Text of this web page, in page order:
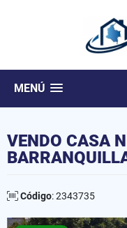
MENÚ
VENDO CASA
Código: 2343735